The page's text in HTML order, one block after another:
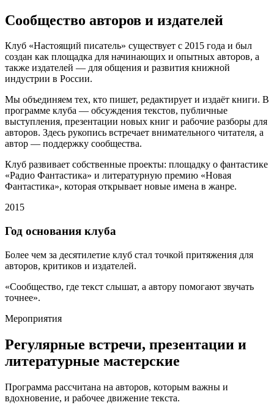
Сообщество авторов и издателей
Клуб «Настоящий писатель» существует с 2015 года и был
создан как площадка для начинающих и опытных авторов, а
также издателей — для общения и развития книжной
индустрии в России.
Мы объединяем тех, кто пишет, редактирует и издаёт книги. В
программе клуба — обсуждения текстов, публичные
выступления, презентации новых книг и рабочие разборы для
авторов. Здесь рукопись встречает внимательного читателя, а
автор — поддержку сообщества.
Клуб развивает собственные проекты: площадку о фантастике
«Радио Фантастика» и литературную премию «Новая
Фантастика», которая открывает новые имена в жанре.
2015
Год основания клуба
Более чем за десятилетие клуб стал точкой притяжения для
авторов, критиков и издателей.
«Сообщество, где текст слышат, а автору помогают звучать
точнее».
Мероприятия
Регулярные встречи, презентации и
литературные мастерские
Программа рассчитана на авторов, которым важны и
вдохновение, и рабочее движение текста.